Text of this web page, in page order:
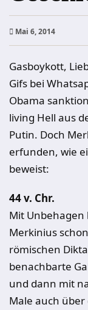
Mai 6, 2014
Gasboykott,
Gifs bei
Obama
living Hell aus
Putin. Doch
erfunden, wie
beweist:
44 v. Chr.
Mit
Merkinius
römischen
benachbarte
und dann mit
Male auch